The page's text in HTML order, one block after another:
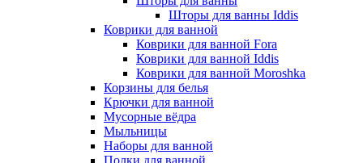
Шторы для ванны Iddis
Коврики для ванной
Коврики для ванной Fora
Коврики для ванной Iddis
Коврики для ванной Moroshka
Корзины для белья
Крючки для ванной
Мусорные вёдра
Мыльницы
Наборы для ванной